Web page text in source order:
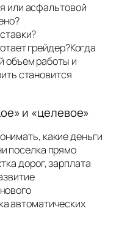
или асфальтовой
грейдер?Когда
объем работы и
становится
и «целевое»
какие деньги
поселка прямо
дорог, зарплата
автоматических